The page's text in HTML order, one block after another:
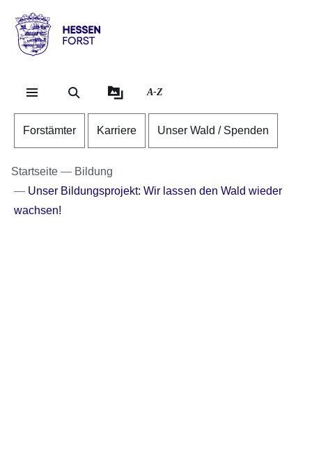
Hessen
Forst
A-Z
Forstämter Karriere Unser Wald / Spenden
Startseite
Bildung
Unser Bildungsprojekt: Wir lassen den Wald wieder
wachsen!